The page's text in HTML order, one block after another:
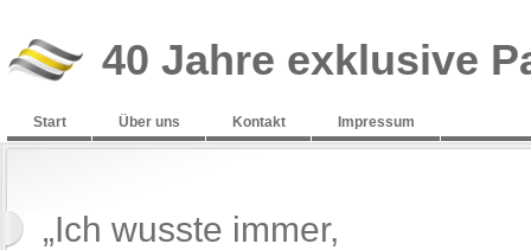
40 Jahre exklusive
Start Über uns Kontakt Impressum
„Ich wusste immer,